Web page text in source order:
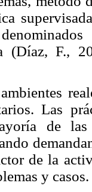
(Díaz, F.,
Las
de
de la
y casos.